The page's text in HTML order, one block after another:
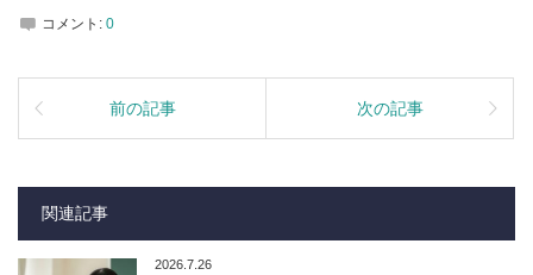
コメント: 0
前の記事 次の記事
関連記事
2026.7.26